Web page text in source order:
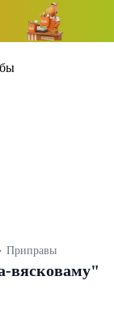
Приправы
вясковаму"